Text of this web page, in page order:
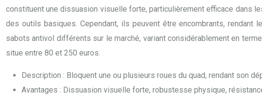
constituent une dissuasion visuelle forte, particulièrement efficace dans
des outils basiques. Cependant, ils peuvent être encombrants,
sabots antivol différents sur le marché, variant considérablement en
situe entre 80 et 250 euros.
Description : Bloquent une ou plusieurs roues du quad, rendant son
Avantages : Dissuasion visuelle forte, robustesse physique,